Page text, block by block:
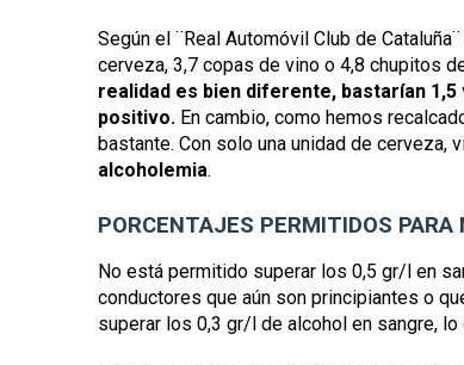
Según el ¨Real Automóvil Club de
cerveza, 3,7 copas de vino o 4,8 chupitos
realidad es bien diferente, bastarían
positivo. En cambio, como hemos
bastante. Con solo una unidad de cerveza,
alcoholemia.
PORCENTAJES PERMITIDOS
No está permitido superar los 0,5 gr/l en
conductores que aún son principiantes o
superar los 0,3 gr/l de alcohol en sangre,